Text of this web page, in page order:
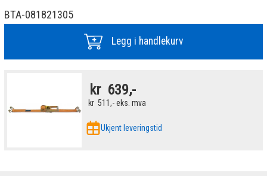
BTA-081821305
Legg i handlekurv
kr 639,-
kr 511,-eks. mva
Ukjent leveringstid